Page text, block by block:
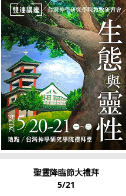
聖靈降臨節大禮拜
5/21